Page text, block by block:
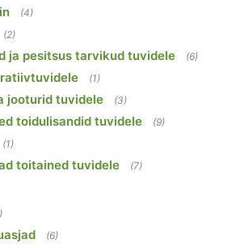
(4)
(2)
ja pesitsus tarvikud tuvidele (6)
(1)
jooturid tuvidele (3)
toidulisandid tuvidele (9)
(1)
toitained tuvidele (7)
(6)